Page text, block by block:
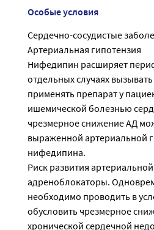
Особые условия
Сердечно-сосудистые
Артериальная гипотензия
Нифедипин расширяет
отдельных случаях
применять препарат у
ишемической болезнью
чрезмерное снижение АД
выраженной артериальной
нифедипина.
Риск развития
адреноблокаторы.
необходимо проводить в
обусловить чрезмерное
хронической сердечной